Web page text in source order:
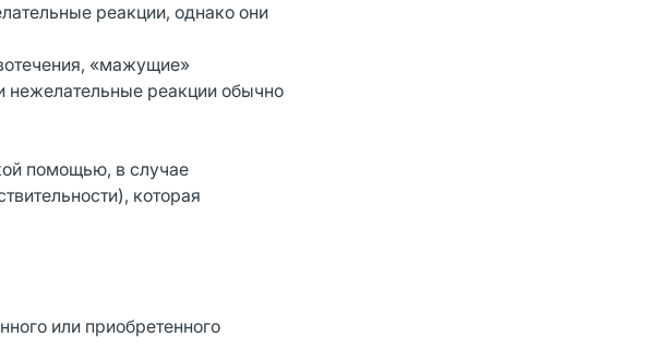
реакции, однако они
«мажущие»
нежелательные реакции обычно
помощью, в случае
которая
или приобретенного